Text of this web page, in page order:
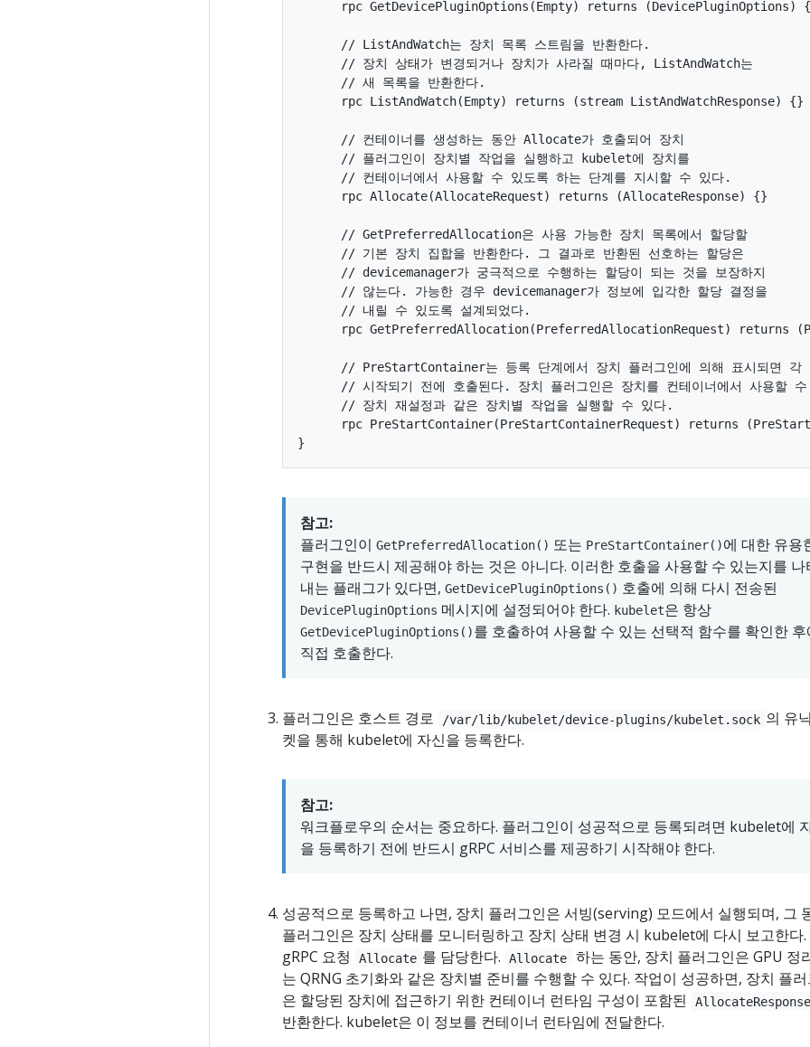
rpc GetDevicePluginOptions(Empty) returns (DevicePluginOptions)
      // ListAndWatch는 장치 목록 스트림을 반환한다.
      // 장치 상태가 변경되거나 장치가 사라질 때마다, ListAndWatch는
      // 새 목록을 반환한다.
      rpc ListAndWatch(Empty) returns (stream ListAndWatchResponse) {}
      // 컨테이너를 생성하는 동안 Allocate가 호출되어 장치
      // 플러그인이 장치별 작업을 실행하고 kubelet에 장치를
      // 컨테이너에서 사용할 수 있도록 하는 단계를 지시할 수 있다.
      rpc Allocate(AllocateRequest) returns (AllocateResponse) {}
      // GetPreferredAllocation은 사용 가능한 장치 목록에서 할당할
      // 기본 장치 집합을 반환한다. 그 결과로 반환된 선호하는 할당은
      // devicemanager가 궁극적으로 수행하는 할당이 되는 것을 보장하지
      // 않는다. 가능한 경우 devicemanager가 정보에 입각한 할당 결정을
      // 내릴 수 있도록 설계되었다.
rpc GetPreferredAllocation(PreferredAllocationRequest) returns
// PreStartContainer는 등록 단계에서 장치 플러그인에 의해 표시되면 각
// 시작되기 전에 호출된다. 장치 플러그인은 장치를 컨테이너에서 사용할
      // 장치 재설정과 같은 장치별 작업을 실행할 수 있다.
rpc PreStartContainer(PreStartContainerRequest) returns
참고:
플러그인이 GetPreferredAllocation() 또는 PreStartContainer()에 대한 유용
구현을 반드시 제공해야 하는 것은 아니다. 이러한 호출을 사용할 수 있는지를 나
내는 플래그가 있다면, GetDevicePluginOptions() 호출에 의해 다시 전송된
DevicePluginOptions 메시지에 설정되어야 한다. kubelet은 항상
GetDevicePluginOptions()를 호출하여 사용할 수 있는 선택적 함수를 확인한 후
직접 호출한다.
플러그인은 호스트 경로 /var/lib/kubelet/device-plugins/kubelet.sock 의 유
켓을 통해 kubelet에 자신을 등록한다.
참고:
워크플로우의 순서는 중요하다. 플러그인이 성공적으로 등록되려면 kubelet에
을 등록하기 전에 반드시 gRPC 서비스를 제공하기 시작해야 한다.
성공적으로 등록하고 나면, 장치 플러그인은 서빙(serving) 모드에서 실행되며, 그
플러그인은 장치 상태를 모니터링하고 장치 상태 변경 시 kubelet에 다시 보고한다.
gRPC 요청
Allocate 를 담당한다. Allocate
하는 동안, 장치 플러그인은 GPU 정
는 QRNG 초기화와 같은 장치별 준비를 수행할 수 있다. 작업이 성공하면, 장치 플
은 할당된 장치에 접근하기 위한 컨테이너 런타임 구성이 포함된
반환한다. kubelet은 이 정보를 컨테이너 런타임에 전달한다.